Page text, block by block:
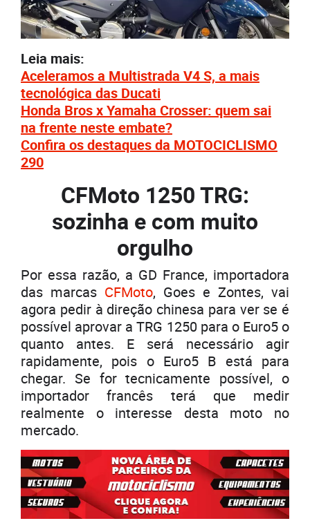
Leia mais:
Aceleramos a Multistrada V4 S, a mais
tecnológica das Ducati
Honda Bros x Yamaha Crosser: quem sai
na frente neste embate?
Confira os destaques da MOTOCICLISMO
290
CFMoto 1250 TRG:
sozinha e com muito
orgulho
Por essa razão, a GD France, importadora
das marcas CFMoto, Goes e Zontes, vai
agora pedir à direção chinesa para ver se é
possível aprovar a TRG 1250 para o Euro5 o
quanto antes. E será necessário agir
rapidamente, pois o Euro5 B está para
chegar. Se for tecnicamente possível, o
importador francês terá que medir
realmente o interesse desta moto no
mercado.